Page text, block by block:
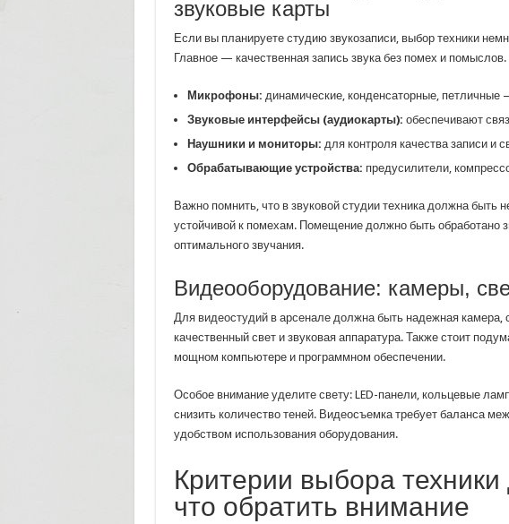
звуковые карты
Если вы планируете студию звукозаписи, выбор техники
Главное — качественная запись звука без помех и помыслов.
Микрофоны: динамические, конденсаторные, петличные
Звуковые интерфейсы (аудиокарты): обеспечивают
Наушники и мониторы: для контроля качества записи и
Обрабатывающие устройства: предусилители,
Важно помнить, что в звуковой студии техника должна быть
устойчивой к помехам. Помещение должно быть
оптимального звучания.
Видеооборудование: камеры,
Для видеостудий в арсенале должна быть надежная камера,
качественный свет и звуковая аппаратура. Также стоит
мощном компьютере и программном обеспечении.
Особое внимание уделите свету: LED-панели, кольцевые
снизить количество теней. Видеосъемка требует баланса
удобством использования оборудования.
Критерии выбора техники
что обратить внимание